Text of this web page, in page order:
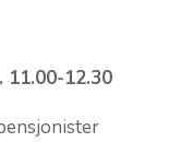
12.30